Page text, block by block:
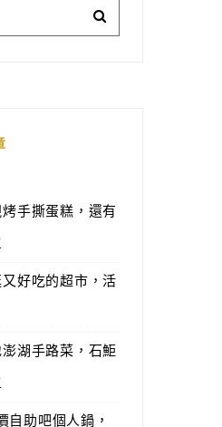
手撕蛋糕，還有
又好吃的超市，活
澎湖手路菜，石鮔
自助吧個人鍋，